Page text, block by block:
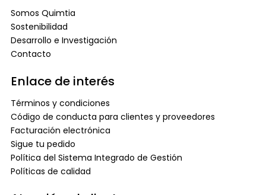
Somos Quimtia
Sostenibilidad
Desarrollo e Investigación
Contacto
Enlace de interés
Términos y condiciones
Código de conducta para clientes y proveedores
Facturación electrónica
Sigue tu pedido
Política del Sistema Integrado de Gestión
Políticas de calidad